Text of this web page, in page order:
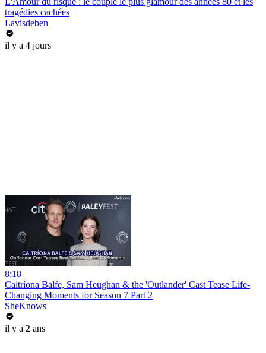
tragédies cachées
Lavisdeben
il y a 4 jours
8:18
Caitríona Balfe, Sam Heughan & the 'Outlander' Cast Tease Life-
Changing Moments for Season 7 Part 2
SheKnows
il y a 2 ans